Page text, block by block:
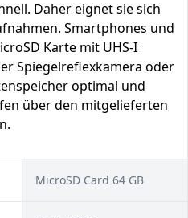
Daher eignet sie sich
Smartphones und
Karte mit UHS-I
Spiegelreflexkamera oder
optimal und
über den mitgelieferten
MicroSD Card 64 GB